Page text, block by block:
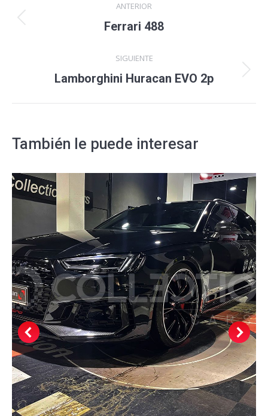
entre
ANTERIOR
Proyecto
Ferrari 488
SIGUIENTE
Proyecto
Lamborghini Huracan EVO 2p
También le puede interesar